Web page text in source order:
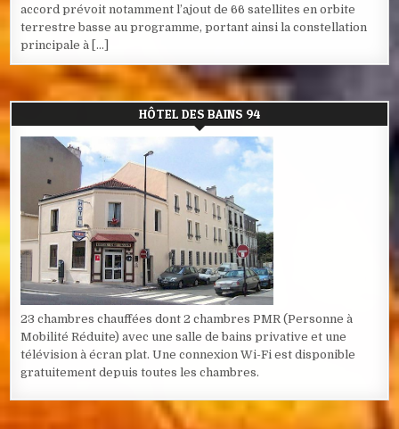
accord prévoit notamment l’ajout de 66 satellites en orbite
terrestre basse au programme, portant ainsi la constellation
principale à […]
HÔTEL DES BAINS 94
23 chambres chauffées dont 2 chambres PMR (Personne à
Mobilité Réduite) avec une salle de bains privative et une
télévision à écran plat. Une connexion Wi-Fi est disponible
gratuitement depuis toutes les chambres.